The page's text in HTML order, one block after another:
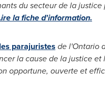
du secteur de la
la fiche d'information.
parajuristes de l'Ontario
la cause de la justice
opportune, ouverte et